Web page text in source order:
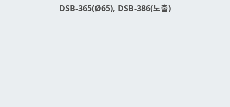
DSB-365(Ø65), DSB-386(노출)